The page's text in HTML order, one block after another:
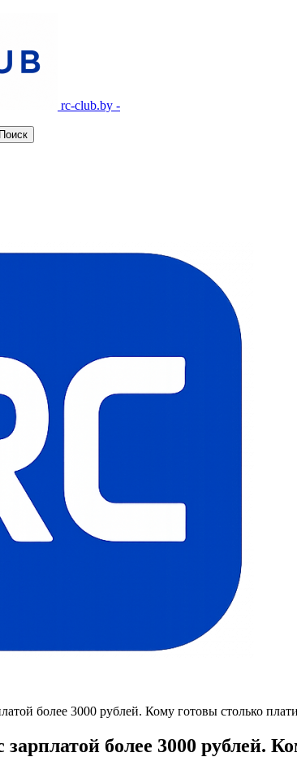
rc-club.by -
более 3000 рублей. Кому готовы столько
более 3000 рублей.